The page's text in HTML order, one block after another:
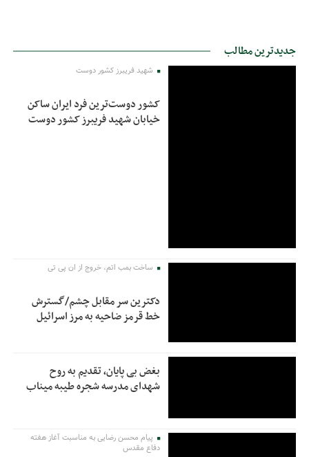
جدیدترین مطالب
شهید فریبرز کشور دوست
کشور دوست‌ترین فرد ایران ساکن
خیابان شهید فریبرز کشور دوست
ساخت بمب اتم، خروج از ان پی تی
دکترین سر مقابل چشم/گسترش
خط قرمز ضاحیه به مرز اسرائیل
بغض بی پایان، تقدیم به روح
شهدای مدرسه شجره طیبه میناب
پیام محسن رضایی به مناسبت آغاز هفته
دفاع مقدس